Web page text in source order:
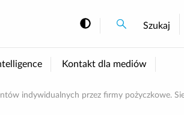
Zmiana
SzukajSzukaj
Szukaj
Kontakt dla mediów
indywidualnych przez firmy pożyczkowe.